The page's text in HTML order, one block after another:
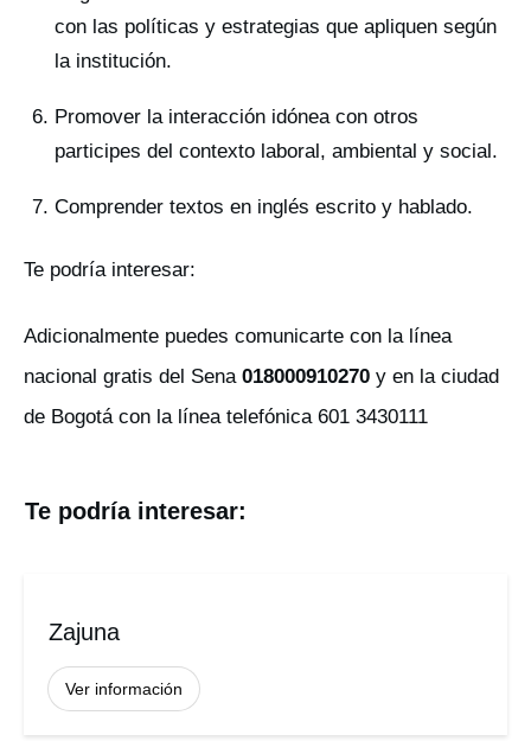
con las políticas y estrategias que apliquen según
la institución.
Promover la interacción idónea con otros
participes del contexto laboral, ambiental y social.
Comprender textos en inglés escrito y hablado.
Te podría interesar:
Adicionalmente puedes comunicarte con la línea
nacional gratis del Sena 018000910270 y en la ciudad
de Bogotá con la línea telefónica 601 3430111
Te podría interesar:
Zajuna
Ver información